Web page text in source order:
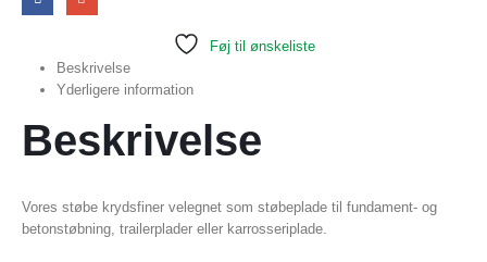
Føj til ønskeliste
Beskrivelse
Yderligere information
Beskrivelse
Vores støbe krydsfiner velegnet som støbeplade til fundament- og
betonstøbning, trailerplader eller karrosseriplade.